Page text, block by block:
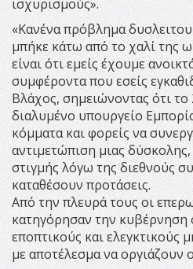
ισχυρισμούς».
«Κανένα πρόβλημα
μπήκε κάτω από το χαλί της
είναι ότι εμείς έχουμε
συμφέροντα που εσείς
Βλάχος, σημειώνοντας ότι
διαλυμένο υπουργείο
κόμματα και φορείς να
αντιμετώπιση μιας
στιγμής λόγω της διεθνούς
καταθέσουν προτάσεις.
Από την πλευρά τους οι
κατηγόρησαν την κυβέρνηση
εποπτικούς και ελεγκτικούς
με αποτέλεσμα να οργιάζουν